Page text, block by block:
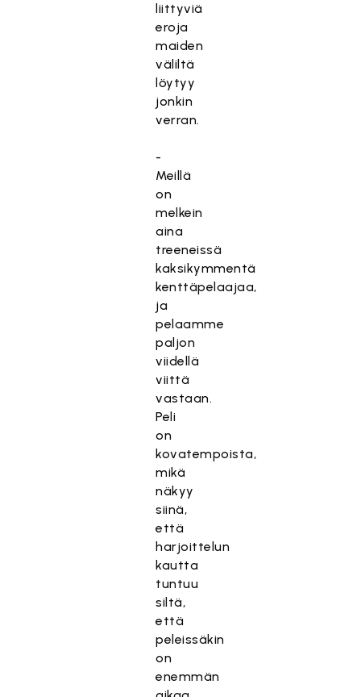
liittyviä
eroja
maiden
väliltä
löytyy
jonkin
verran.
-
Meillä
on
melkein
aina
treeneissä
kaksikymmentä
kenttäpelaajaa,
ja
pelaamme
paljon
viidellä
viittä
vastaan.
Peli
on
kovatempoista,
mikä
näkyy
siinä,
että
harjoittelun
kautta
tuntuu
siltä,
että
peleissäkin
on
enemmän